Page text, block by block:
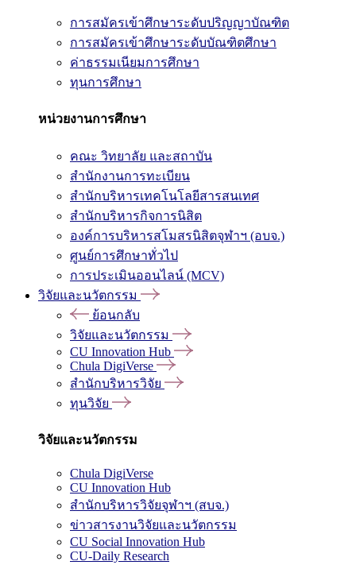
การสมัครเข้าศึกษาระดับปริญญาบัณฑิต
การสมัครเข้าศึกษาระดับบัณฑิตศึกษา
ค่าธรรมเนียมการศึกษา
ทุนการศึกษา
หน่วยงานการศึกษา
คณะ วิทยาลัย และสถาบัน
สำนักงานการทะเบียน
สำนักบริหารเทคโนโลยีสารสนเทศ
สำนักบริหารกิจการนิสิต
องค์การบริหารสโมสรนิสิตจุฬาฯ (อบจ.)
ศูนย์การศึกษาทั่วไป
การประเมินออนไลน์ (MCV)
วิจัยและนวัตกรรม
ย้อนกลับ
วิจัยและนวัตกรรม
CU Innovation Hub
Chula DigiVerse
สำนักบริหารวิจัย
ทุนวิจัย
วิจัยและนวัตกรรม
Chula DigiVerse
CU Innovation Hub
สำนักบริหารวิจัยจุฬาฯ (สบจ.)
ข่าวสารงานวิจัยและนวัตกรรม
CU Social Innovation Hub
CU-Daily Research